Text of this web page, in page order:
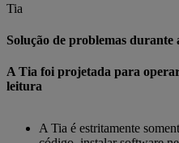
Tia
Solução de problemas durante
A Tia foi projetada para
leitura
A Tia é estritamente